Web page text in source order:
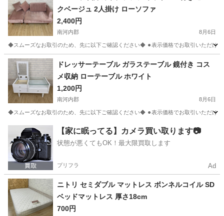
クベージュ 2人掛け ローソファ
2,400円
南河内郡 8月6日
◆スムーズなお取引のため、先に以下ご確認ください◆ ⚫︎表示価格でお取引いただけ
大阪 南河内郡 ソファ
ドレッサーテーブル ガラステーブル 鏡付き コス
メ収納 ローテーブル ホワイト
1,200円
南河内郡 8月6日
◆スムーズなお取引のため、先に以下ご確認ください◆ ⚫︎表示価格でお取引いただけ
南河内郡 ドレッサー
【家に眠ってる】カメラ買い取ります📷
状態が悪くてもOK！最大限買取します
プリフラ Ad
ニトリ セミダブル マットレス ボンネルコイル SD
ベッドマットレス 厚さ18cm
700円